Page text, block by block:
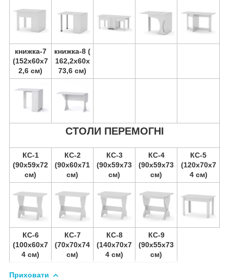
книжка-7
(152х60х7
2,6 см)
книжка-8 (
162,2х60х
73,6 см)
СТОЛИ ПЕРЕМОГНІ
КС-1
(90х59х72
см)
КС-2
(90х60х71
см)
КС-3
(90х59х73
см)
КС-4
(90х59х73
см)
КС-5
(120х70х7
4 см)
КС-6
(100х60х7
4 см)
КС-7
(70х70х74
см)
КС-8
(140х70х7
4 см)
КС-9
(90х55х73
см)
Приховати